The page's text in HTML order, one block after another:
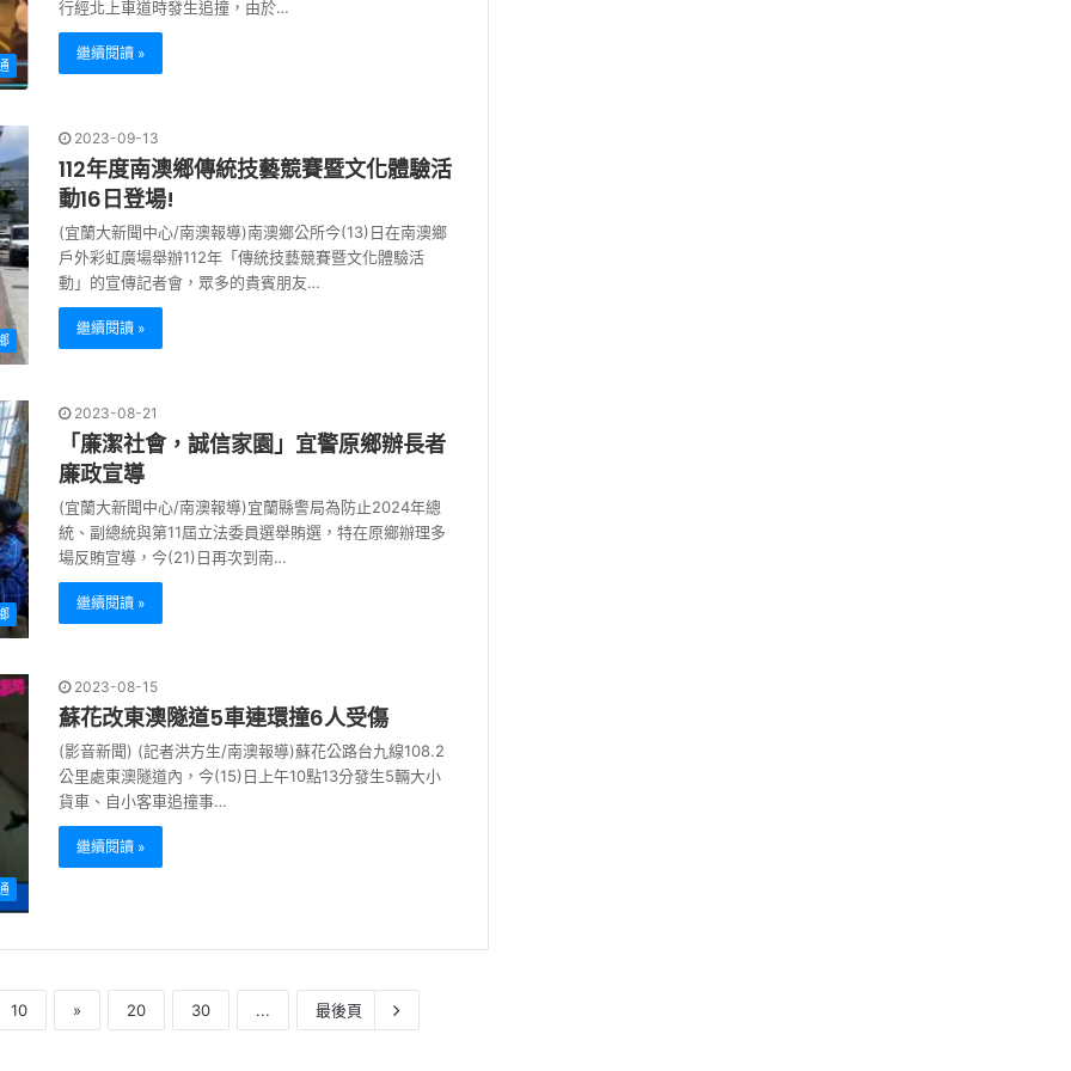
行經北上車道時發生追撞，由於…
繼續閱讀 »
2023-09-13
112年度南澳鄉傳統技藝競賽暨文化體驗活
動16日登場!
(宜蘭大新聞中心/南澳報導)南澳鄉公所今(13)日在南澳鄉
戶外彩虹廣場舉辦112年「傳統技藝競賽暨文化體驗活
動」的宣傳記者會，眾多的貴賓朋友…
繼續閱讀 »
2023-08-21
「廉潔社會，誠信家園」宜警原鄉辦長者
廉政宣導
(宜蘭大新聞中心/南澳報導)宜蘭縣警局為防止2024年總
統、副總統與第11屆立法委員選舉賄選，特在原鄉辦理多
場反賄宣導，今(21)日再次到南…
繼續閱讀 »
2023-08-15
蘇花改東澳隧道5車連環撞6人受傷
(影音新聞) (記者洪方生/南澳報導)蘇花公路台九線108.2
公里處東澳隧道內，今(15)日上午10點13分發生5輛大小
貨車、自小客車追撞事…
繼續閱讀 »
10 » 20 30 ... 最後頁